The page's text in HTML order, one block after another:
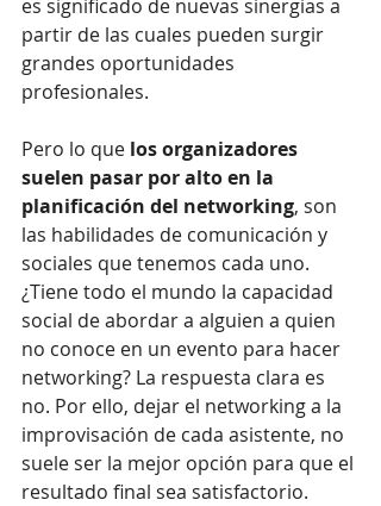
es significado de nuevas sinergias a
partir de las cuales pueden surgir
grandes oportunidades
profesionales.
Pero lo que los organizadores
suelen pasar por alto en la
planificación del networking, son
las habilidades de comunicación y
sociales que tenemos cada uno.
¿Tiene todo el mundo la capacidad
social de abordar a alguien a quien
no conoce en un evento para hacer
networking? La respuesta clara es
no. Por ello, dejar el networking a la
improvisación de cada asistente, no
suele ser la mejor opción para que el
resultado final sea satisfactorio.